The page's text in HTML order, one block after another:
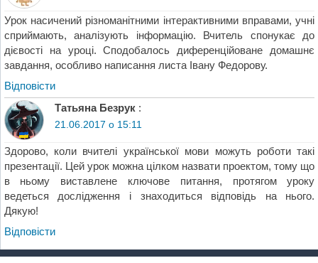
Урок насичений різноманітними інтерактивними вправами, учні
сприймають, аналізують інформацію. Вчитель спонукає до
дієвості на уроці. Сподобалось диференційоване домашнє
завдання, особливо написання листа Івану Федорову.
Відповіcти
Татьяна Безрук :
21.06.2017 о 15:11
Здорово, коли вчителі української мови можуть роботи такі
презентації. Цей урок можна цілком назвати проектом, тому що
в ньому виставлене ключове питання, протягом уроку
ведеться дослідження і знаходиться відповідь на нього.
Дякую!
Відповіcти